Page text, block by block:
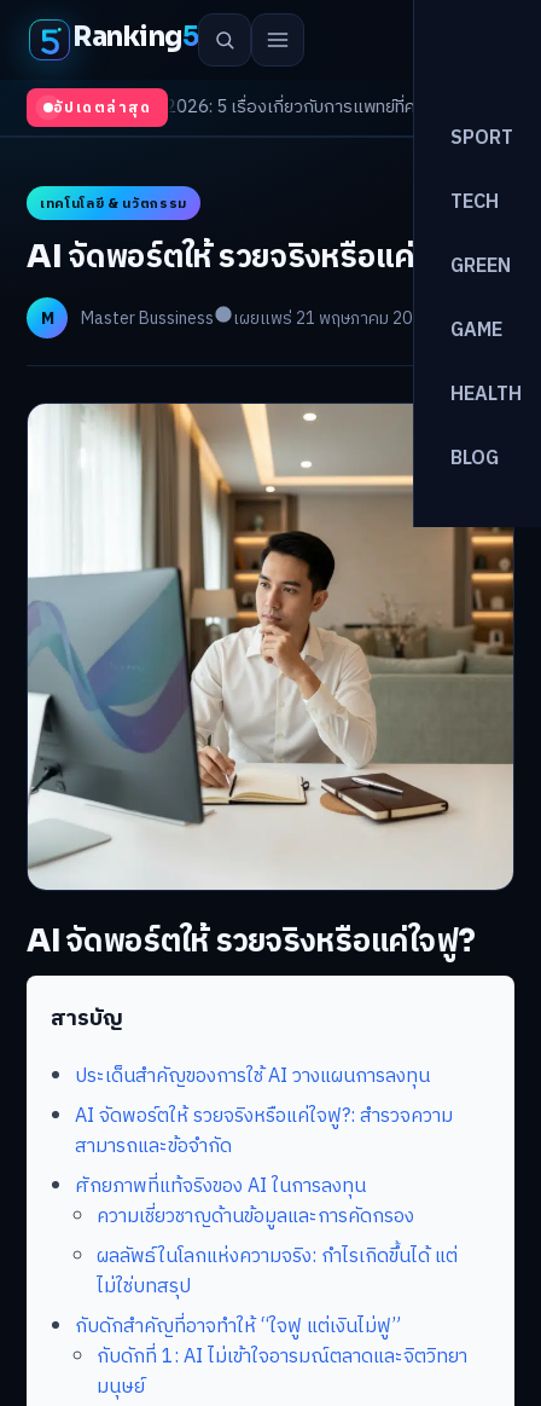
Ranking5
SPORT
TECH
GREEN
GAME
HEALTH
BLOG
อัปเดตล่าสุด
2026: 5 เรื่องเกี่ยวกับการแพทย์ที่ควรรู้/ดอกเบี้ยขาขึ้นรอบใหม่! จั
เทคโนโลยี & นวัตกรรม
AI จัดพอร์ตให้ รวยจริงหรือแค่ใจฟู?
M Master Bussiness เผยแพร่ 21 พฤษภาคม 2026 อ่าน 31 นาที
AI จัดพอร์ตให้ รวยจริงหรือแค่ใจฟู?
สารบัญ
ประเด็นสำคัญของการใช้ AI วางแผนการลงทุน
AI จัดพอร์ตให้ รวยจริงหรือแค่ใจฟู?: สำรวจความ
สามารถและข้อจำกัด
ศักยภาพที่แท้จริงของ AI ในการลงทุน
ความเชี่ยวชาญด้านข้อมูลและการคัดกรอง
ผลลัพธ์ในโลกแห่งความจริง: กำไรเกิดขึ้นได้ แต่
ไม่ใช่บทสรุป
กับดักสำคัญที่อาจทำให้ “ใจฟู แต่เงินไม่ฟู”
กับดักที่ 1: AI ไม่เข้าใจอารมณ์ตลาดและจิตวิทยา
มนุษย์